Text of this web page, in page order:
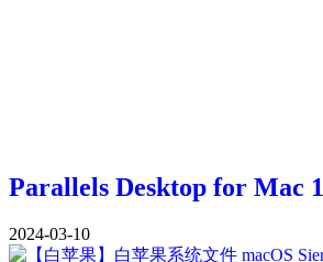
Parallels Desktop for Mac
2024-03-10